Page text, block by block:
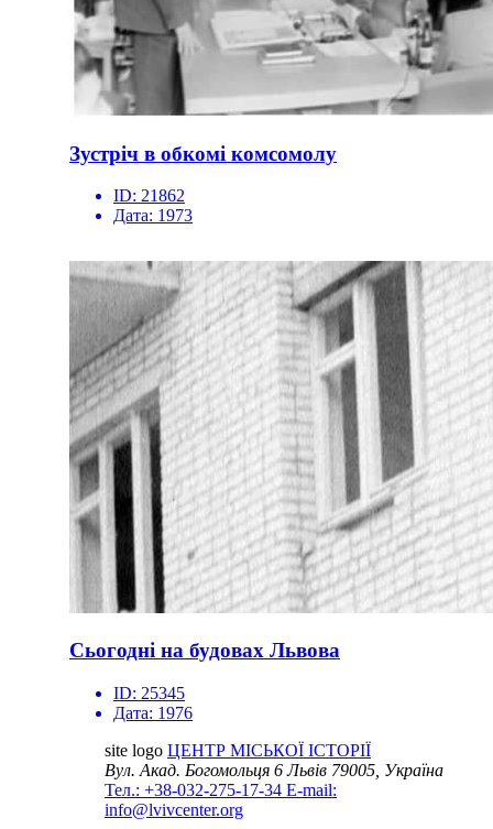
Зустріч в обкомі комсомолу
ID: 21862
Дата: 1973
Сьогодні на будовах Львова
ID: 25345
Дата: 1976
site logo ЦЕНТР МІСЬКОЇ ІСТОРІЇ
Вул. Акад. Богомольця 6Львів 79005, Україна
Тел.: +38-032-275-17-34 E-mail:
info@lvivcenter.org